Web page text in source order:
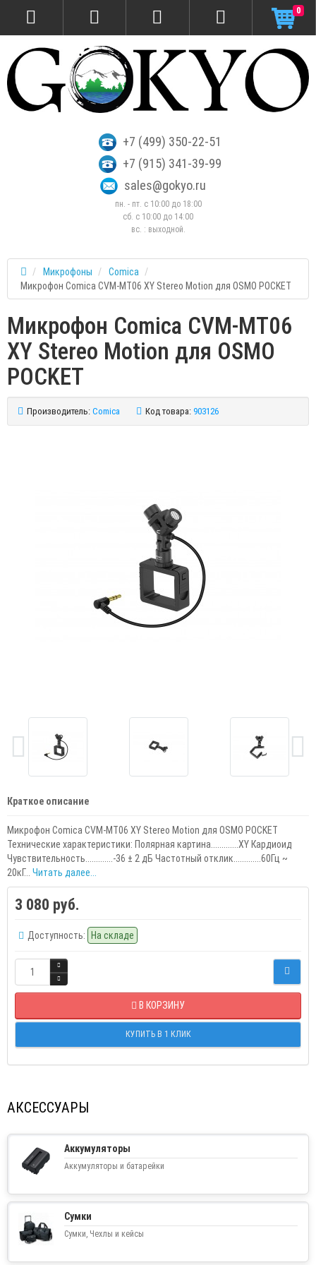
+7 (499) 350-22-51
+7 (915) 341-39-99
sales@gokyo.ru
пн. - пт. с 10:00 до 18:00
сб. c 10:00 до 14:00
вс. : выходной.
0
Микрофоны
Comica
Микрофон Comica CVM-MT06 XY Stereo Motion для OSMO POCKET
Микрофон Comica CVM-MT06
XY Stereo Motion для OSMO
POCKET
Производитель: Comica Код товара: 903126
Краткое описание
Микрофон Comica CVM-MT06 XY Stereo Motion для OSMO POCKET
Технические характеристики: Полярная картина.............XY Кардиоид
Чувствительность.............-36 ± 2 дБ Частотный отклик.............60Гц ~
20кГ... Читать далее...
3 080 руб.
Доступность: На складе
В КОРЗИНУ
КУПИТЬ В 1 КЛИК
АКСЕССУАРЫ
Аккумуляторы
Аккумуляторы и батарейки
Сумки
Сумки, Чехлы и кейсы